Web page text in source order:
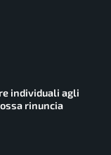
individuali agli
rinuncia